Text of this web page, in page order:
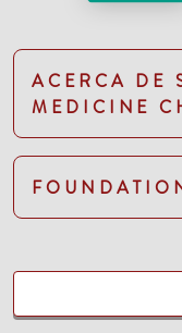
ACERCA DE
MEDICINE